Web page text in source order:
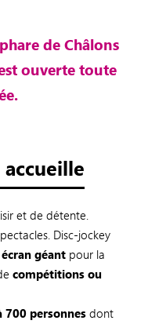
de Châlons
ouverte toute
et de détente.
Disc-jockey
géantpour la
compétitions ou
700 personnesdont